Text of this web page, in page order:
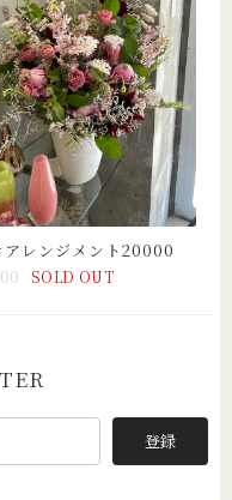
アレンジメント20000
SOLD OUT
登録